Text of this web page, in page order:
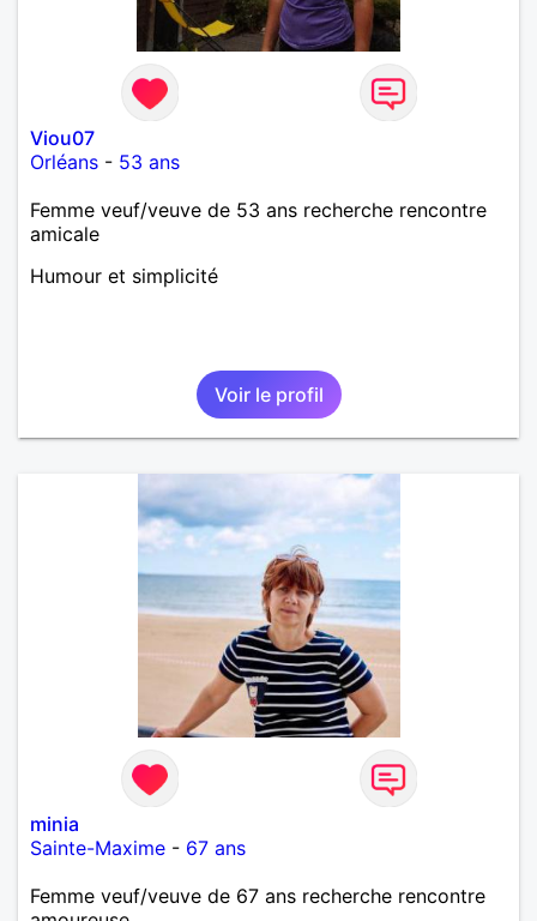
Viou07
Orléans - 53 ans
Femme veuf/veuve de 53 ans recherche rencontre
amicale
Humour et simplicité
Voir le profil
minia
Sainte-Maxime - 67 ans
Femme veuf/veuve de 67 ans recherche rencontre